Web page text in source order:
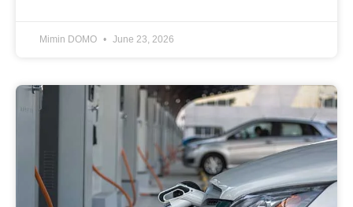
Mimin DOMO June 23, 2026